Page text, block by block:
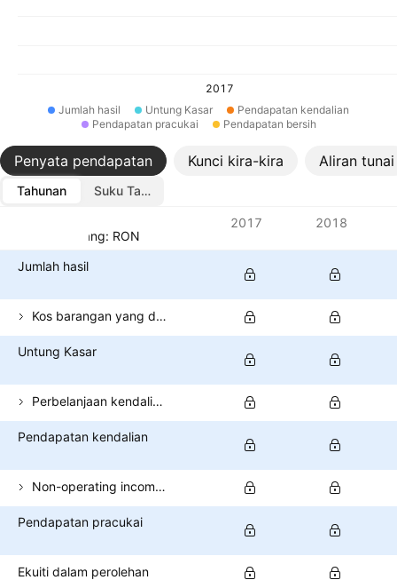
2017
Jumlah hasil
Untung Kasar
Pendapatan kendalian
Pendapatan pracukai
Pendapatan bersih
Penyata pendapatan Kunci kira-kira Aliran tunai
Tahunan
Suku Tahunan
Mata wang: RON
2017 2018
Jumlah hasil
Kos barangan yang dijual
Untung Kasar
Perbelanjaan kendalian (tidak termasuk COGS)
Pendapatan kendalian
Non-operating income (total)
Pendapatan pracukai
Ekuiti dalam perolehan